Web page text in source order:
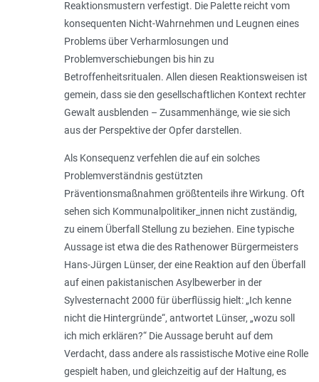
Reaktionsmustern verfestigt. Die Palette reicht vom
konsequenten Nicht-Wahrnehmen und Leugnen eines
Problems über Verharmlosungen und
Problemverschiebungen bis hin zu
Betroffenheitsritualen. Allen diesen Reaktionsweisen ist
gemein, dass sie den gesellschaftlichen Kontext rechter
Gewalt ausblenden – Zusammenhänge, wie sie sich
aus der Perspektive der Opfer darstellen.
Als Konsequenz verfehlen die auf ein solches
Problemverständnis gestützten
Präventionsmaßnahmen größtenteils ihre Wirkung. Oft
sehen sich Kommunalpolitiker_innen nicht zuständig,
zu einem Überfall Stellung zu beziehen. Eine typische
Aussage ist etwa die des Rathenower Bürgermeisters
Hans-Jürgen Lünser, der eine Reaktion auf den Überfall
auf einen pakistanischen Asylbewerber in der
Sylvesternacht 2000 für überflüssig hielt: „Ich kenne
nicht die Hintergründe“, antwortet Lünser, „wozu soll
ich mich erklären?“ Die Aussage beruht auf dem
Verdacht, dass andere als rassistische Motive eine Rolle
gespielt haben, und gleichzeitig auf der Haltung, es